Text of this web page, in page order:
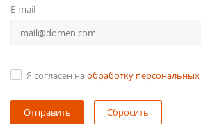
E-mail
Я согласен на обработку
Сбросить